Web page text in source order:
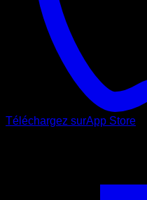
Téléchargez surApp Store